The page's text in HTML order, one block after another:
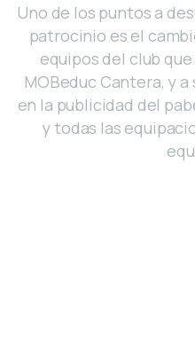
Uno de los puntos a
patrocinio es el
equipos del club
MOBeduc Cantera, y
en la publicidad del
y todas las